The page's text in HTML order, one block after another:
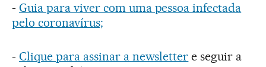
- Guia para viver com uma pessoa infectada
pelo coronavírus;
- Clique para assinar a newsletter e seguir a